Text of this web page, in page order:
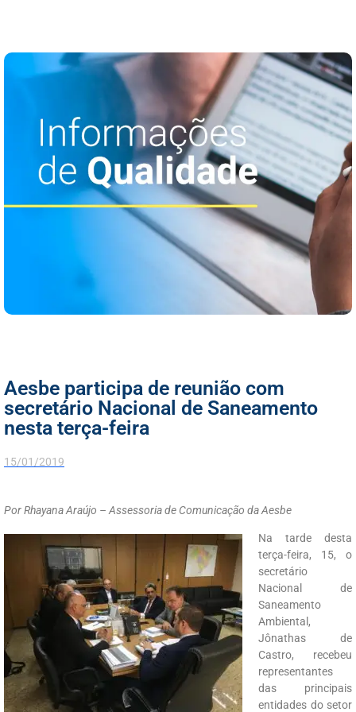
Aesbe participa de reunião com
secretário Nacional de Saneamento
nesta terça-feira
15/01/2019
Por Rhayana Araújo – Assessoria de Comunicação da Aesbe
Na tarde desta
terça-feira, 15, o
secretário
Nacional de
Saneamento
Ambiental,
Jônathas de
Castro, recebeu
representantes
das principais
entidades do setor